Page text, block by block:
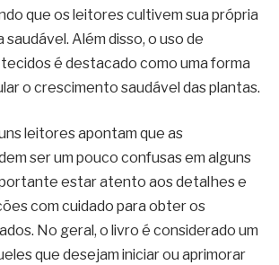
que os leitores cultivem sua própria
Além disso, o uso de
é destacado como uma forma
o crescimento saudável das plantas.
leitores apontam que as
ser um pouco confusas em alguns
estar atento aos detalhes e
com cuidado para obter os
No geral, o livro é considerado um
que desejam iniciar ou aprimorar